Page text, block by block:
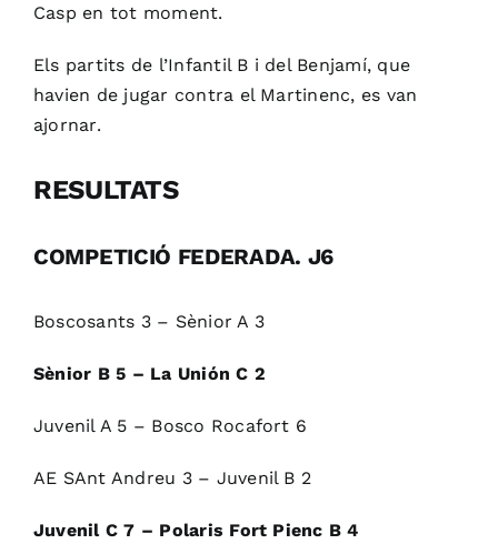
Casp en tot moment.
Els partits de l’Infantil B i del Benjamí, que
havien de jugar contra el Martinenc, es van
ajornar.
RESULTATS
COMPETICIÓ FEDERADA. J6
Boscosants 3 – Sènior A 3
Sènior B 5 – La Unión C 2
Juvenil A 5 – Bosco Rocafort 6
AE SAnt Andreu 3 – Juvenil B 2
Juvenil C 7 – Polaris Fort Pienc B 4